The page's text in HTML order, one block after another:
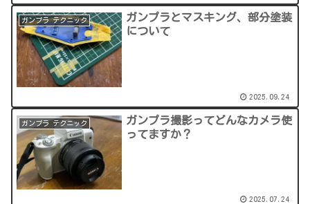
ガンプラ テクニック
ガンプラとマスキング、部分塗装
について
2025.09.24
ガンプラ テクニック
ガンプラ撮影ってどんなカメラ使
ってますか？
2025.07.24